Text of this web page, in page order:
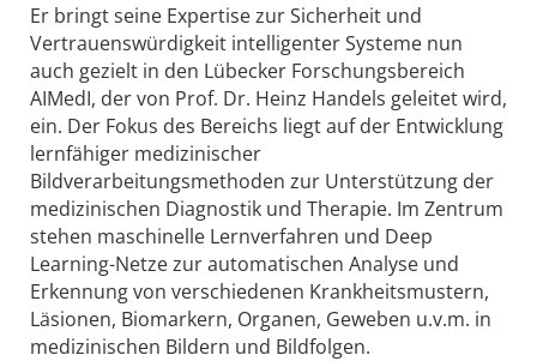
Er bringt seine Expertise zur Sicherheit und
Vertrauenswürdigkeit intelligenter Systeme nun
auch gezielt in den Lübecker Forschungsbereich
AIMedI, der von Prof. Dr. Heinz Handels geleitet wird,
ein. Der Fokus des Bereichs liegt auf der Entwicklung
lernfähiger medizinischer
Bildverarbeitungsmethoden zur Unterstützung der
medizinischen Diagnostik und Therapie. Im Zentrum
stehen maschinelle Lernverfahren und Deep
Learning-Netze zur automatischen Analyse und
Erkennung von verschiedenen Krankheitsmustern,
Läsionen, Biomarkern, Organen, Geweben u.v.m. in
medizinischen Bildern und Bildfolgen.